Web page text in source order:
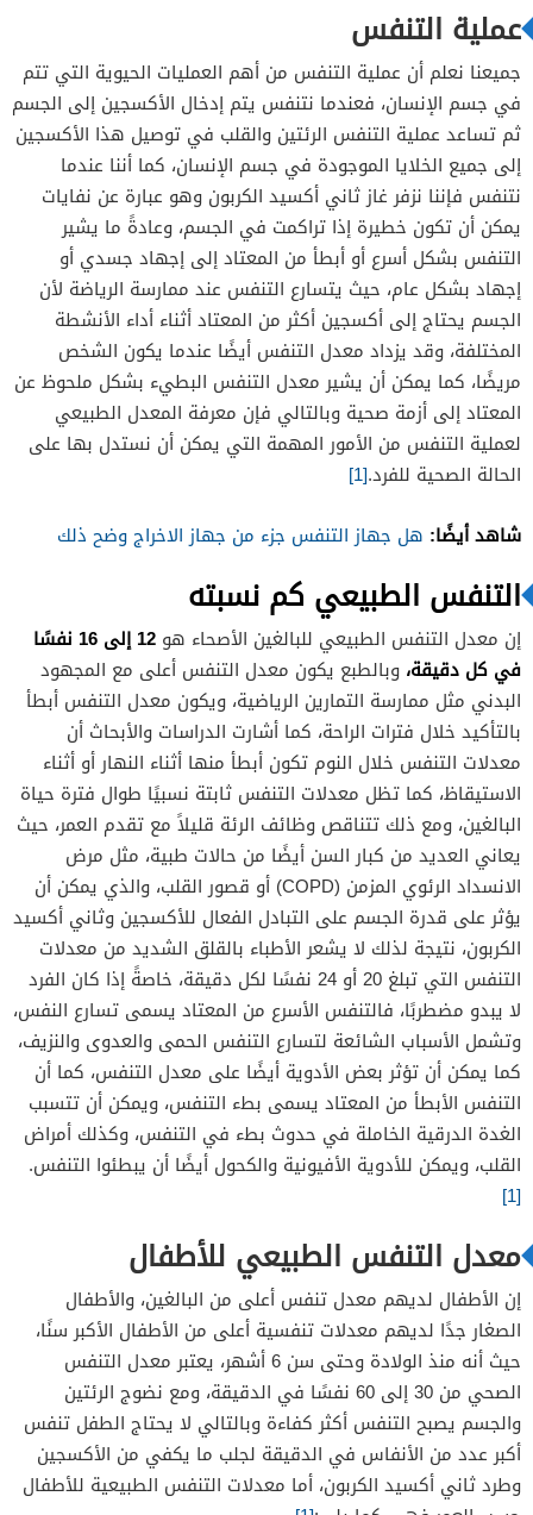
عملية التنفس
جميعنا نعلم أن عملية التنفس من أهم العمليات الحيوية التي تتم
في جسم الإنسان، فعندما نتنفس يتم إدخال الأكسجين إلى الجسم
ثم تساعد عملية التنفس الرئتين والقلب في توصيل هذا الأكسجين
إلى جميع الخلايا الموجودة في جسم الإنسان، كما أننا عندما
نتنفس فإننا نزفر غاز ثاني أكسيد الكربون وهو عبارة عن نفايات
يمكن أن تكون خطيرة إذا تراكمت في الجسم، وعادةً ما يشير
التنفس بشكل أسرع أو أبطأ من المعتاد إلى إجهاد جسدي أو
إجهاد بشكل عام، حيث يتسارع التنفس عند ممارسة الرياضة لأن
الجسم يحتاج إلى أكسجين أكثر من المعتاد أثناء أداء الأنشطة
المختلفة، وقد يزداد معدل التنفس أيضًا عندما يكون الشخص
مريضًا، كما يمكن أن يشير معدل التنفس البطيء بشكل ملحوظ عن
المعتاد إلى أزمة صحية وبالتالي فإن معرفة المعدل الطبيعي
لعملية التنفس من الأمور المهمة التي يمكن أن نستدل بها على
الحالة الصحية للفرد.[1]
شاهد أيضًا: هل جهاز التنفس جزء من جهاز الاخراج وضح ذلك
التنفس الطبيعي كم نسبته
إن معدل التنفس الطبيعي للبالغين الأصحاء هو
12 إلى 16 نفسًا
في كل دقيقة، وبالطبع يكون معدل التنفس أعلى مع المجهود
البدني مثل ممارسة التمارين الرياضية، ويكون معدل التنفس أبطأ
بالتأكيد خلال فترات الراحة، كما أشارت الدراسات والأبحاث أن
معدلات التنفس خلال النوم تكون أبطأ منها أثناء النهار أو أثناء
الاستيقاظ، كما تظل معدلات التنفس ثابتة نسبيًا طوال فترة حياة
البالغين، ومع ذلك تتناقص وظائف الرئة قليلاً مع تقدم العمر، حيث
يعاني العديد من كبار السن أيضًا من حالات طبية، مثل مرض
الانسداد الرئوي المزمن (COPD) أو قصور القلب، والذي يمكن أن
يؤثر على قدرة الجسم على التبادل الفعال للأكسجين وثاني أكسيد
الكربون، نتيجة لذلك لا يشعر الأطباء بالقلق الشديد من معدلات
التنفس التي تبلغ 20 أو 24 نفسًا لكل دقيقة، خاصةً إذا كان الفرد
لا يبدو مضطربًا، فالتنفس الأسرع من المعتاد يسمى تسارع النفس،
وتشمل الأسباب الشائعة لتسارع التنفس الحمى والعدوى والنزيف،
كما يمكن أن تؤثر بعض الأدوية أيضًا على معدل التنفس، كما أن
التنفس الأبطأ من المعتاد يسمى بطء التنفس، ويمكن أن تتسبب
الغدة الدرقية الخاملة في حدوث بطء في التنفس، وكذلك أمراض
القلب، ويمكن للأدوية الأفيونية والكحول أيضًا أن يبطئوا التنفس.
[1]
معدل التنفس الطبيعي للأطفال
إن الأطفال لديهم معدل تنفس أعلى من البالغين، والأطفال
الصغار جدًا لديهم معدلات تنفسية أعلى من الأطفال الأكبر سنًا،
حيث أنه منذ الولادة وحتى سن 6 أشهر، يعتبر معدل التنفس
الصحي من 30 إلى 60 نفسًا في الدقيقة، ومع نضوج الرئتين
والجسم يصبح التنفس أكثر كفاءة وبالتالي لا يحتاج الطفل تنفس
أكبر عدد من الأنفاس في الدقيقة لجلب ما يكفي من الأكسجين
وطرد ثاني أكسيد الكربون، أما معدلات التنفس الطبيعية للأطفال